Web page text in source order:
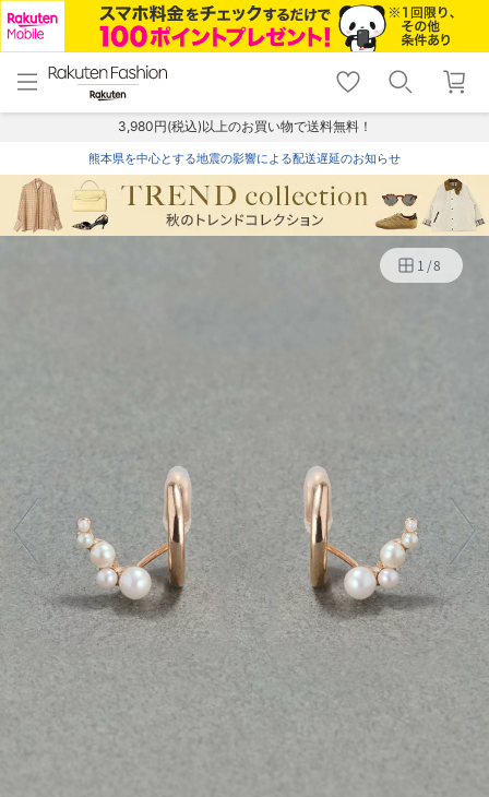
menu home
トップ
shopping_cart lock_outline
ログイン
3,980円(税込)以上のお買い物で送料無料！
熊本県を中心とする地震の影響による配送遅延のお知らせ
1 /8